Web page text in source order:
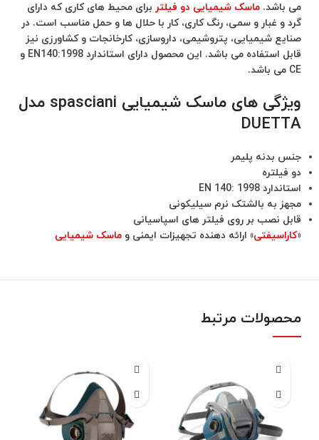
می باشد. ماسک شیمیایی دو فیلتر برای محیط های کاری که دارای
گرد و غبار و سمی، رنگ کاری، کار با حلال ها و حمل مناسب است. در
صنایع شیمیایی، پتروشیمی، داروسازی، کارخانجات و کشاورزی نیز
قابل استفاده می باشد. این محصول دارای استاندارد EN140:1998 و
CE می باشد.
ویژگی های ماسک شیمیایی spasciani مدل
DUETTA
جنس بدنه پلیمر
دو فیلتره
استاندارد EN 140: 1998
مجهز به بالشتک نرم سیلیکونی
قابل نصب بر روی فیلتر های اسپاسیانی
«کاراسیفتی» ارائه دهنده تجهیزات ایمنی و ماسک شیمیایی
محصولات مرتبط